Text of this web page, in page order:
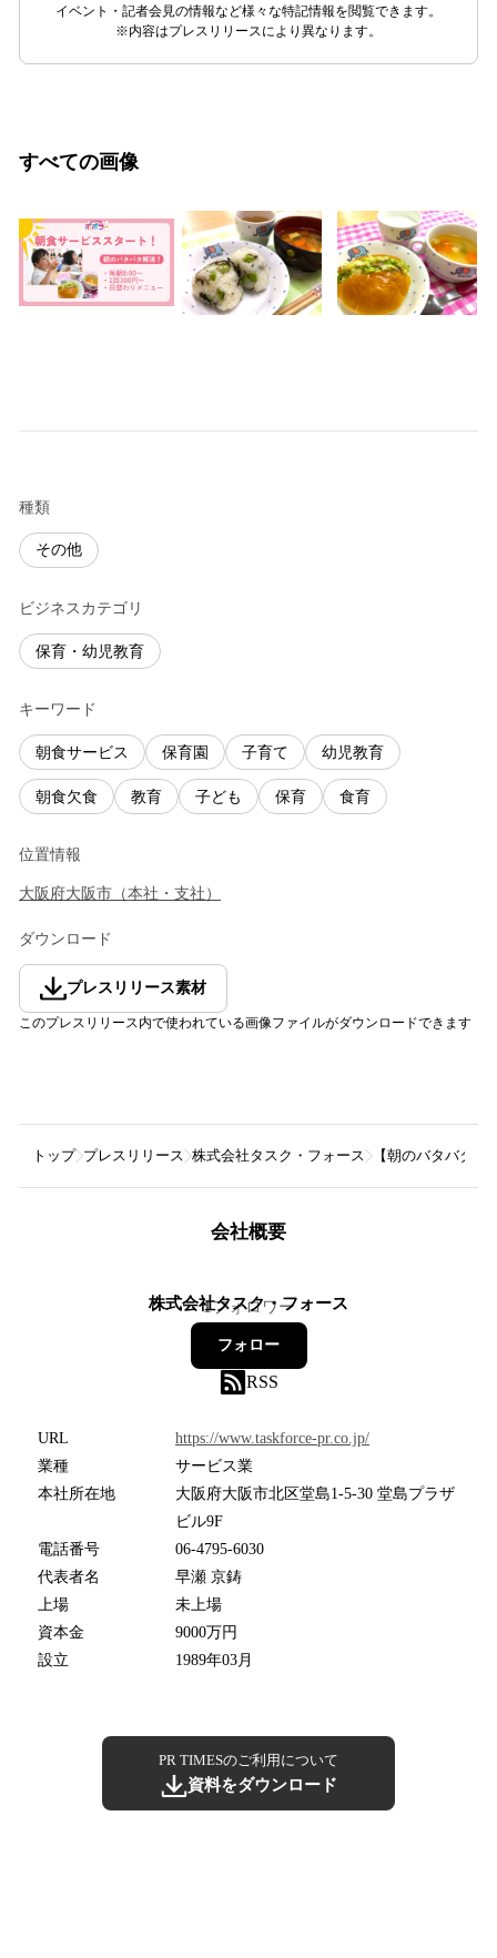
イベント・記者会見の情報など様々な特記情報を閲覧できます。
※内容はプレスリリースにより異なります。
すべての画像
種類
その他
ビジネスカテゴリ
保育・幼児教育
キーワード
朝食サービス 保育園 子育て 幼児教育
朝食欠食 教育 子ども 保育 食育
位置情報
大阪府大阪市 （本社・支社 ）
ダウンロード
プレスリリース素材
このプレスリリース内で使われている画像ファイルがダウンロードできます
トップ プレスリリース 株式会社タスク・フォース 【朝のバタバタ
会社概要
株式会社タスク・フォース
1フォロワー
フォロー
RSS
URL
https://www.taskforce-pr.co.jp/
業種
サービス業
本社所在地
大阪府大阪市北区堂島1-5-30 堂島プラザ
ビル9F
電話番号
06-4795-6030
代表者名
早瀬 京鋳
上場
未上場
資本金
9000万円
設立
1989年03月
PR TIMESのご利用について
資料をダウンロード